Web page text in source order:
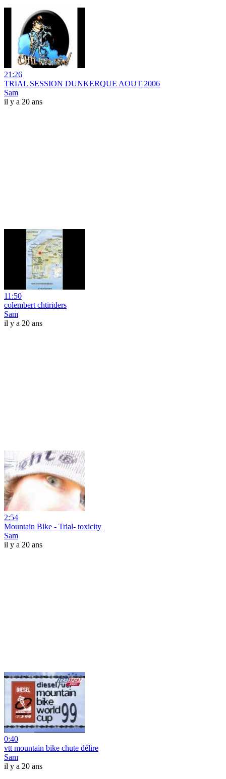
21:26
TRIAL SESSION DUNKERQUE AOUT 2006
Sam
il y a 20 ans
11:50
colembert chtiriders
Sam
il y a 20 ans
2:54
Mountain Bike - Trial- toxicity
Sam
il y a 20 ans
0:40
vtt mountain bike chute délire
Sam
il y a 20 ans